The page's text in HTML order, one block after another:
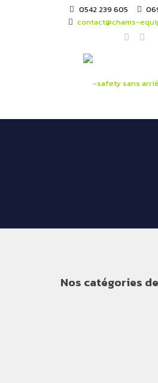
0542 239 605
contact@chams-
Nos catégories